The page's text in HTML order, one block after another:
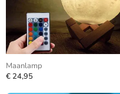
Maanlamp
€ 24,95